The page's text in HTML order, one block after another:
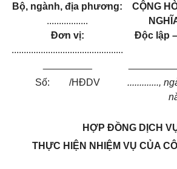
Bộ, ngành, địa phương:
.................
Đơn vị:
..............................................
Số: /HĐDV
CỘNG
Độc lập
.............,
HỢP ĐỒNG DỊCH
THỰC HIỆN NHIỆM VỤ CỦA